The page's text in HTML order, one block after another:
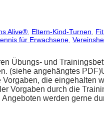
Alive® Eltern-Kind-Turnen
für Erwachsene ,
Übungs- und
(siehe angehängtes
die eingehalten
Vorgaben durch die
werden gerne